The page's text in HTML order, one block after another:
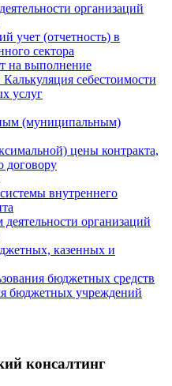
организаций
учет (отчетность) в
сектора
на выполнение
Калькуляция себестоимости
услуг
(муниципальным)
цены контракта,
договору
внутреннего
организаций
казенных и
бюджетных средств
бюджетных учреждений
консалтинг